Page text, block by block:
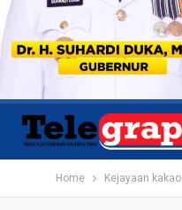
Home Kejayaan kakao